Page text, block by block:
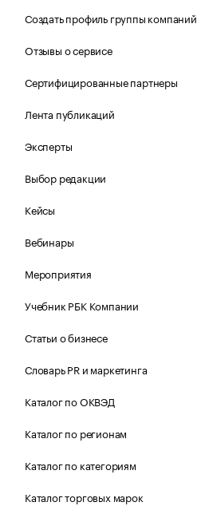
Создать профиль группы компаний
Отзывы о сервисе
Сертифицированные партнеры
Лента публикаций
Эксперты
Выбор редакции
Кейсы
Вебинары
Мероприятия
Учебник РБК Компании
Статьи о бизнесе
Словарь PR и маркетинга
Каталог по ОКВЭД
Каталог по регионам
Каталог по категориям
Каталог торговых марок